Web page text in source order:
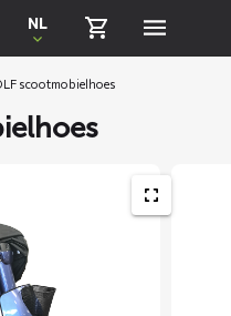
NL
scootmobielhoes